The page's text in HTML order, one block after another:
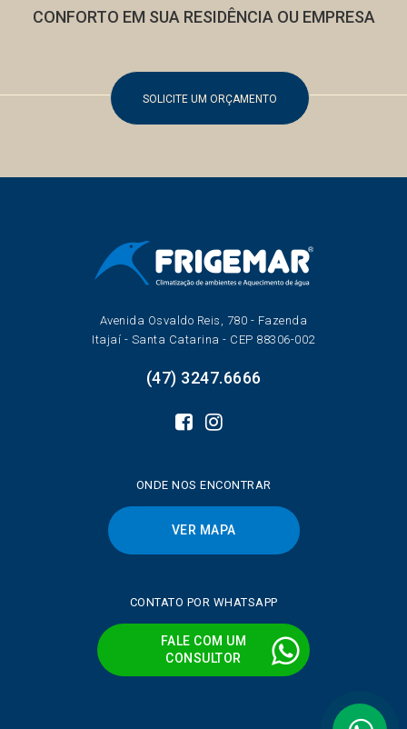
CONFORTO EM SUA RESIDÊNCIA OU EMPRESA
SOLICITE UM ORÇAMENTO
Avenida Osvaldo Reis, 780 - Fazenda
Itajaí - Santa Catarina - CEP 88306-002
(47) 3247.6666
ONDE NOS ENCONTRAR
VER MAPA
CONTATO POR WHATSAPP
FALE COM UM
CONSULTOR